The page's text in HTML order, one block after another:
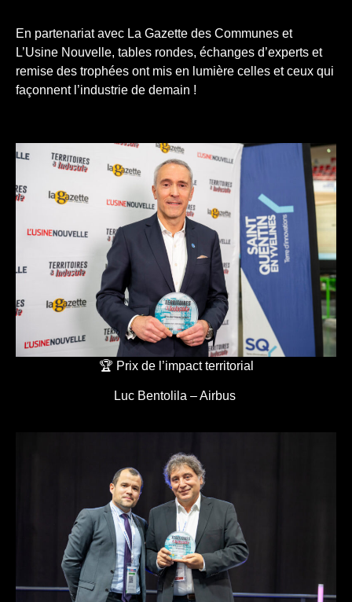
En partenariat avec La Gazette des Communes et
L’Usine Nouvelle, tables rondes, échanges d’experts et
remise des trophées ont mis en lumière celles et ceux qui
façonnent l’industrie de demain !
🏆 Prix de l’impact territorial
Luc Bentolila – Airbus